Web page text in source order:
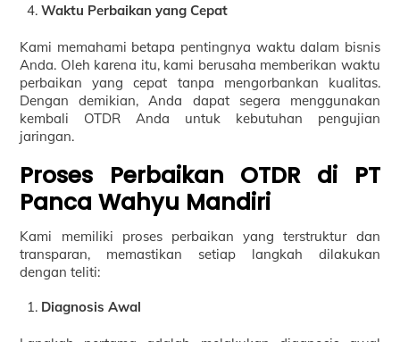
Waktu Perbaikan yang Cepat
Kami memahami betapa pentingnya waktu dalam bisnis
Anda. Oleh karena itu, kami berusaha memberikan waktu
perbaikan yang cepat tanpa mengorbankan kualitas.
Dengan demikian, Anda dapat segera menggunakan
kembali OTDR Anda untuk kebutuhan pengujian
jaringan.
Proses Perbaikan OTDR di PT
Panca Wahyu Mandiri
Kami memiliki proses perbaikan yang terstruktur dan
transparan, memastikan setiap langkah dilakukan
dengan teliti:
Diagnosis Awal